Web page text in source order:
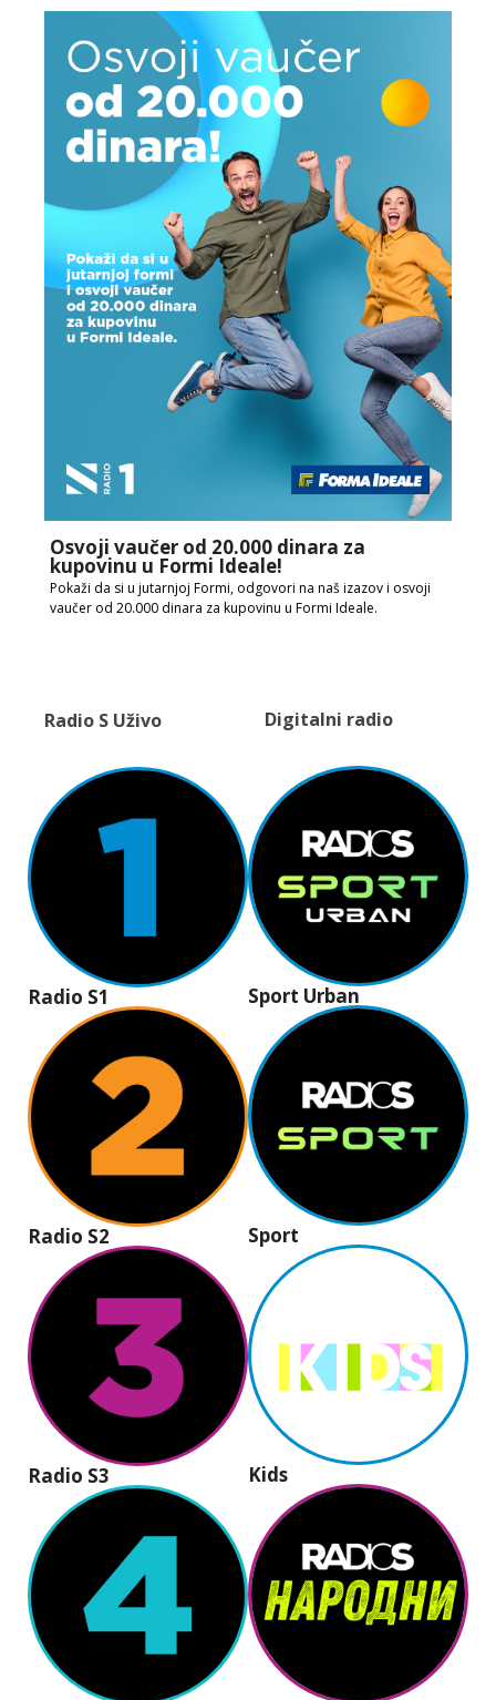
Osvoji vaučer od 20.000 dinara za
kupovinu u Formi Ideale!
Pokaži da si u jutarnjoj Formi, odgovori na naš izazov i osvoji
vaučer od 20.000 dinara za kupovinu u Formi Ideale.
Radio S Uživo
Radio S1
Radio S2
Radio S3
Digitalni radio
Sport Urban
Sport
Kids